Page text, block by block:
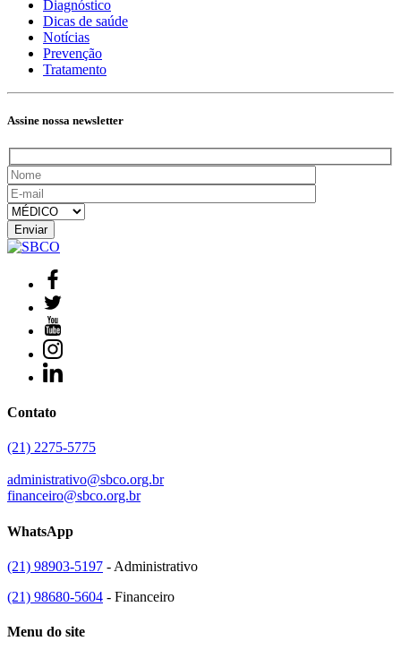
Diagnóstico
Dicas de saúde
Notícias
Prevenção
Tratamento
Assine nossa newsletter
Contato
(21) 2275-5775
administrativo@sbco.org.br
financeiro@sbco.org.br
WhatsApp
(21) 98903-5197 - Administrativo
(21) 98680-5604 - Financeiro
Menu do site